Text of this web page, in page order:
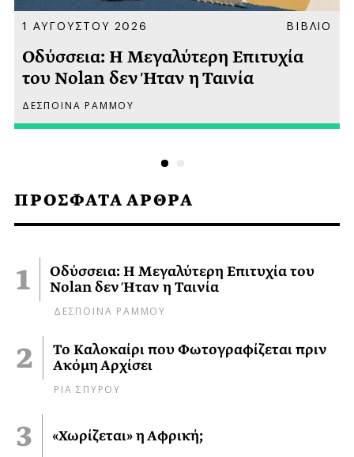
ΠΡΟΣΦΑΤΑ ΑΡΘΡΑ
Οδύσσεια: Η Μεγαλύτερη Επιτυχία του
Nolan δεν Ήταν η Ταινία
ΔΕΣΠΟΙΝΑ ΡΑΜΜΟΥ
Το Καλοκαίρι που Φωτογραφίζεται πριν
Ακόμη Αρχίσει
ΡΙΑ ΣΠΥΡΟΥ
«Χωρίζεται» η Αφρική;
1 ΑΥΓΟΥΣΤΟΥ 2026 ΒΙΒΛΙΟ
Οδύσσεια: Η Μεγαλύτερη Επιτυχία
του Nolan δεν Ήταν η Ταινία
ΔΕΣΠΟΙΝΑ ΡΑΜΜΟΥ